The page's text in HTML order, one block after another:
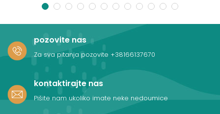
1 2 3 4 5 6 7 8 9 10 11 12
pozovite nas
Za sva pitanja pozovite +38166137670
kontaktirajte nas
Pišite nam ukoliko imate neke nedoumice